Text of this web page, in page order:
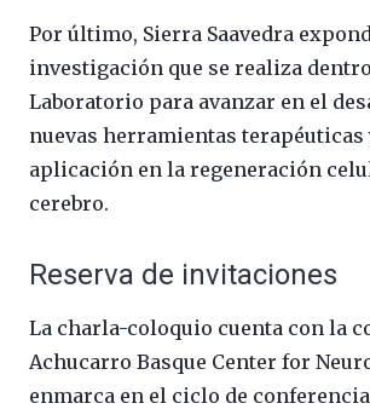
Por último, Sierra Saavedra
investigación que se realiza
Laboratorio para avanzar en el
nuevas herramientas terapéuticas
aplicación en la regeneración
cerebro.
Reserva de invitaciones
La charla-coloquio cuenta con la
Achucarro Basque Center for
enmarca en el ciclo de